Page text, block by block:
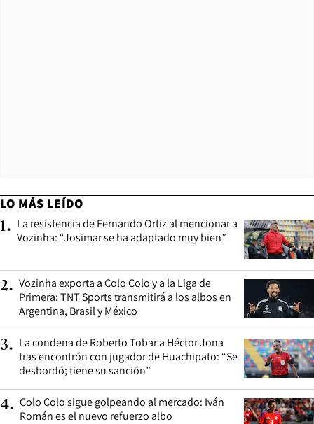
LO MÁS LEÍDO
1. La resistencia de Fernando Ortiz al mencionar a
Vozinha: “Josimar se ha adaptado muy bien”
2. Vozinha exporta a Colo Colo y a la Liga de
Primera: TNT Sports transmitirá a los albos en
Argentina, Brasil y México
3. La condena de Roberto Tobar a Héctor Jona
tras encontrón con jugador de Huachipato: “Se
desbordó; tiene su sanción”
4. Colo Colo sigue golpeando al mercado: Iván
Román es el nuevo refuerzo albo